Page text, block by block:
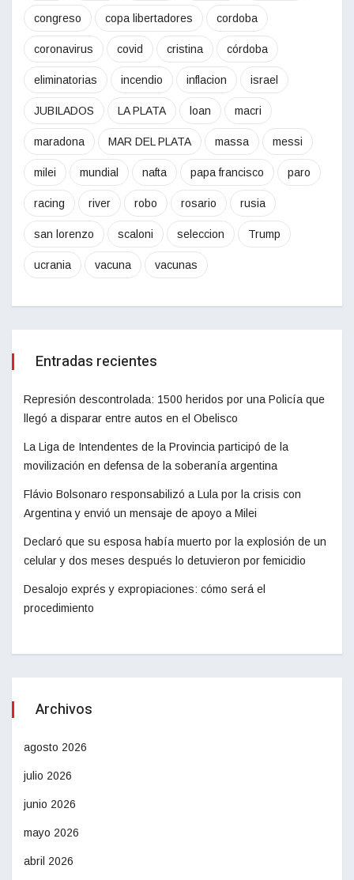
congreso copa libertadores cordoba
coronavirus covid cristina córdoba
eliminatorias incendio inflacion israel
JUBILADOS LA PLATA loan macri
maradona MAR DEL PLATA massa messi
milei mundial nafta papa francisco paro
racing river robo rosario rusia
san lorenzo scaloni seleccion Trump
ucrania vacuna vacunas
Entradas recientes
Represión descontrolada: 1500 heridos por una Policía que
llegó a disparar entre autos en el Obelisco
La Liga de Intendentes de la Provincia participó de la
movilización en defensa de la soberanía argentina
Flávio Bolsonaro responsabilizó a Lula por la crisis con
Argentina y envió un mensaje de apoyo a Milei
Declaró que su esposa había muerto por la explosión de un
celular y dos meses después lo detuvieron por femicidio
Desalojo exprés y expropiaciones: cómo será el
procedimiento
Archivos
agosto 2026
julio 2026
junio 2026
mayo 2026
abril 2026